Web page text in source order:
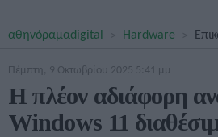
HOME CINEMA
GADGETS
TV
GAMES
αθηνόραμαdigital Hardware
Πέμπτη, 9 Οκτωβρίου 2025 5:41 μμ
H πλέον αδιάφορη
Windows 11